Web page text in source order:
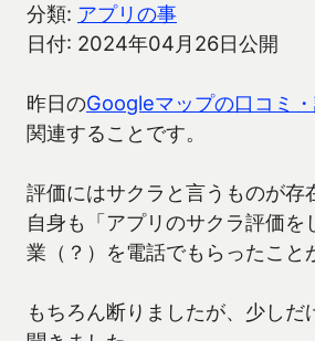
分類: アプリの事
日付: 2024年04月26日公開
昨日のGoogleマップの口コミ
関連することです。
評価にはサクラと言うものが存
自身も「アプリのサクラ評価を
業（？）を電話でもらったこと
もちろん断りましたが、少しだ